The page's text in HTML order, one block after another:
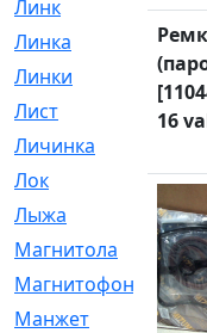
Линк
Линка
Линки
Лист
Личинка
Лок
Лыжа
Магнитола
Магнитофон
Манжет
16